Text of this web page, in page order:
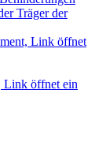
Träger der
Link öffnet
Link öffnet ein